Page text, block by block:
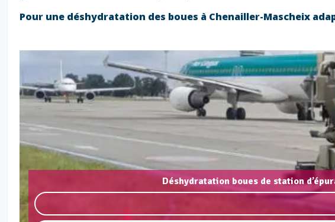
Pour une déshydratation des boues à Chenailler-Mascheix
Déshydratation boues de station